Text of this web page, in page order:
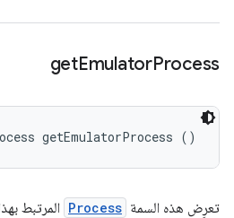
getEmulatorProcess
getEmulatorProcess ()
تعرِض هذه السمة Process المرتبط